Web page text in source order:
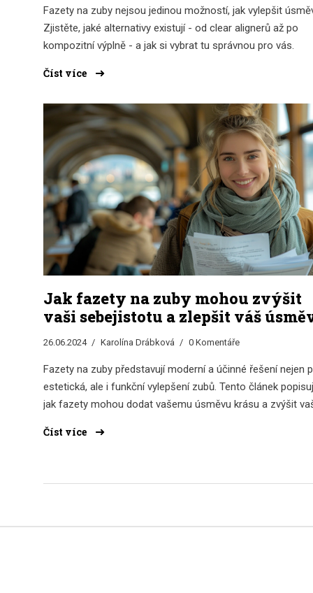
Fazety na zuby nejsou jedinou možností, jak vylepšit
Zjistěte, jaké alternativy existují - od clear alignerů až po
kompozitní výplně - a jak si vybrat tu správnou pro vás.
Číst více
Jak fazety na zuby mohou zvýšit
vaši sebejistotu a zlepšit váš
26.06.2024 Karolína Drábková 0 Komentáře
Fazety na zuby představují moderní a účinné řešení nejen
estetická, ale i funkční vylepšení zubů. Tento článek
jak fazety mohou dodat vašemu úsměvu krásu a zvýšit
Číst více